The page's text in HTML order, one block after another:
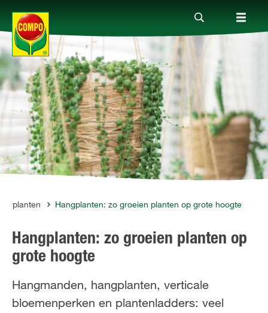
Producten
Advies
Thema's
Tot je dienst
Onderneming
Hangplanten: zo groeien planten op grote hoogte
Hangplanten: zo groeien planten op
grote hoogte
Hangmanden, hangplanten, verticale
bloemenperken en plantenladders: veel